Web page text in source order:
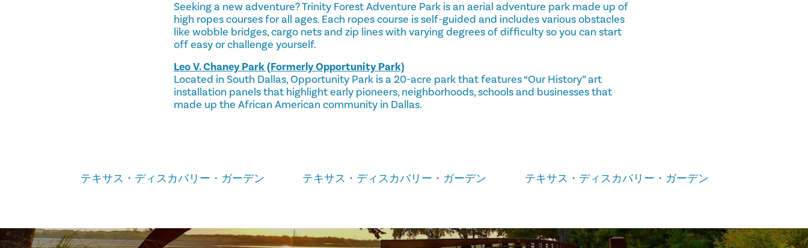
Seeking a new adventure? Trinity Forest Adventure Park is an aerial adventure park made up of
high ropes courses for all ages. Each ropes course is self-guided and includes various obstacles
like wobble bridges, cargo nets and zip lines with varying degrees of difficulty so you can start
off easy or challenge yourself.
Leo V. Chaney Park (Formerly Opportunity Park)
Located in South Dallas, Opportunity Park is a 20-acre park that features “Our History” art
installation panels that highlight early pioneers, neighborhoods, schools and businesses that
made up the African American community in Dallas.
テキサス・ディスカバリー・ガーデン テキサス・ディスカバリー・ガーデン テキサス・ディスカバリー・ガーデン